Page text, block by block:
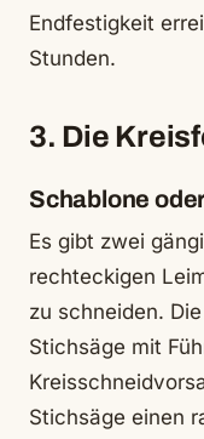
Endfestigkeit
Stunden.
3. Die
Schablone
Es gibt zwei
rechteckigen
zu schneiden.
Stichsäge mit
Stichsäge einen